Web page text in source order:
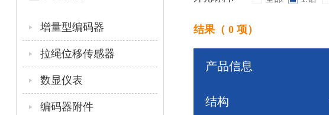
增量型编码器
拉绳位移传感器
数显仪表
编码器附件
结果（ 0 项）
产品信息
结构